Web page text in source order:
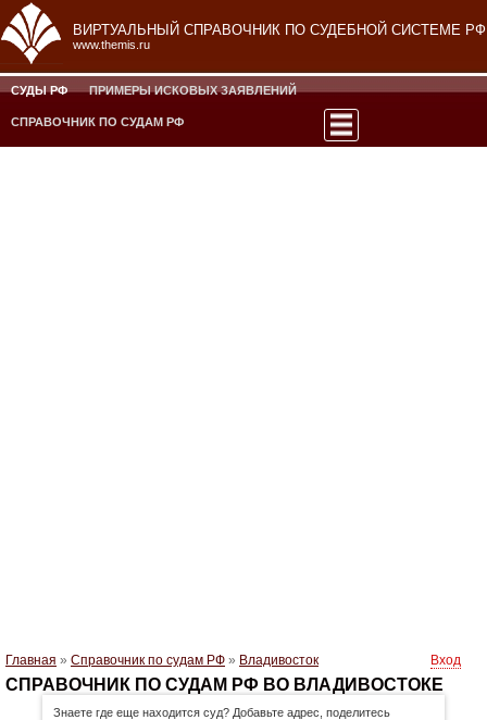
ВИРТУАЛЬНЫЙ СПРАВОЧНИК ПО СУДЕБНОЙ СИСТЕМЕ РФ
www.themis.ru
СУДЫ РФ ПРИМЕРЫ ИСКОВЫХ ЗАЯВЛЕНИЙ
СПРАВОЧНИК ПО СУДАМ РФ
Главная » Справочник по судам РФ » Владивосток Вход
СПРАВОЧНИК ПО СУДАМ РФ ВО ВЛАДИВОСТОКЕ
Знаете где еще находится суд? Добавьте адрес, поделитесь